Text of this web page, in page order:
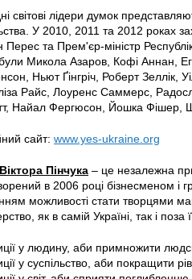
світові лідери думок
У 2010, 2011 та 2012 роках
та Прем'єр-міністр
Микола Азаров, Кофі Аннан,
Ньют Ґінгріч, Роберт
Райс, Лоуренс Саммерс,
Найал Фергюсон, Йошка
сайт: www.yes-ukraine.org
Пінчука – це незалежна
в 2006 році бізнесменом
можливості стати творцями
як в самій Україні, так і
у людину, аби примножити
у суспільство, аби покращити